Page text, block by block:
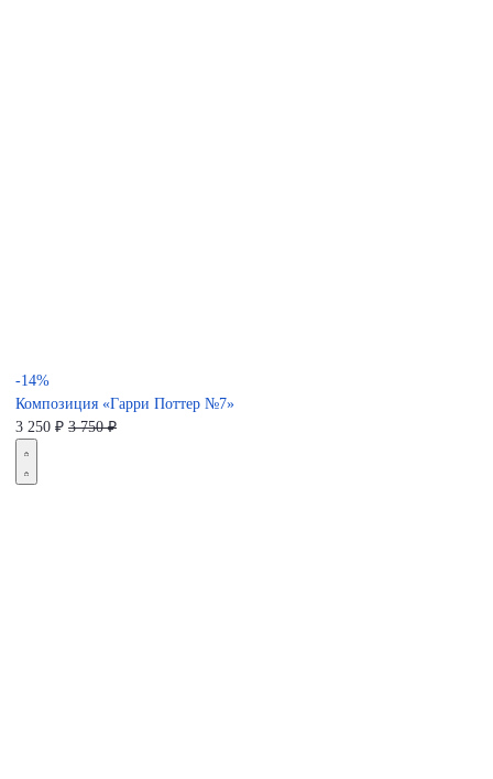
-14%
Композиция «Гарри Поттер №7»
3 250 ₽ 3 750 ₽